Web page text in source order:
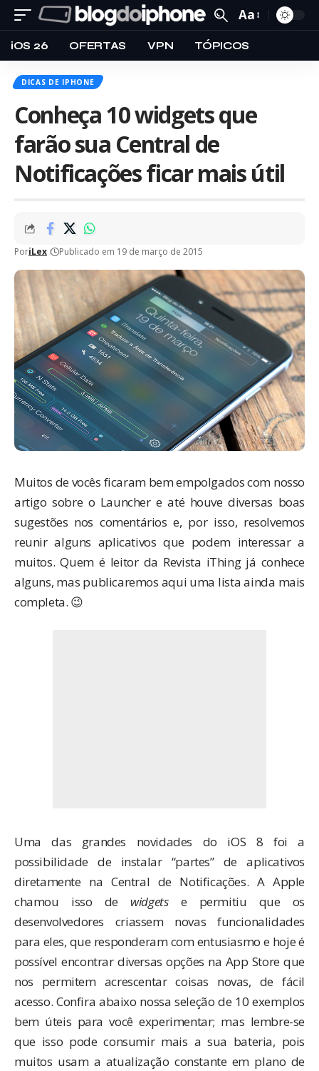
Aa
iOS 26 OFERTAS VPN TÓPICOS
DICAS DE IPHONE
Conheça 10 widgets que
farão sua Central de
Notificações ficar mais útil
PoriLex Publicado em 19 de março de 2015
Muitos de vocês ficaram bem empolgados com nosso
artigo sobre o Launchere até houve diversas boas
sugestões nos comentários e, por isso, resolvemos
reunir alguns aplicativos que podem interessar a
muitos. Quem é leitor da Revista iThingjá conhece
alguns, mas publicaremos aqui uma lista ainda mais
completa. 😉
Uma das grandes novidades do iOS 8 foi a
possibilidade de instalar “partes” de aplicativos
diretamente na Central de Notificações. A Apple
chamou isso de widgetse permitiu que os
desenvolvedores criassem novas funcionalidades
para eles, que responderam com entusiasmo e hoje é
possível encontrar diversas opções na App Store que
nos permitem acrescentar coisas novas, de fácil
acesso. Confira abaixo nossa seleção de 10 exemplos
bem úteis para você experimentar; mas lembre-se
que isso pode consumir mais a sua bateria, pois
muitos usam a atualização constante em plano de